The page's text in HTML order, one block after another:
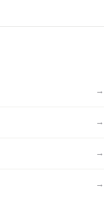
→
→
→
→